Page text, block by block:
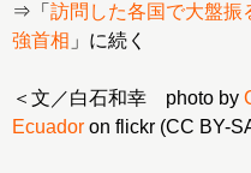
⇒「 訪問した各国で大盤振
強首相 」に続く
＜文／白石和幸 photo by
Ecuador on flickr (CC BY-